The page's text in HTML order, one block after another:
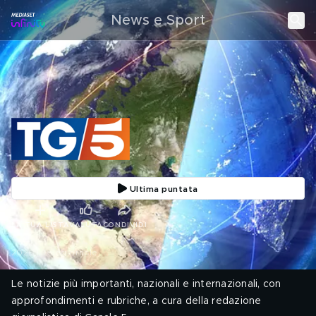
News e Sport
Ultima puntata
LA TUA LISTA VALUTACONDIVIDI
2026 | Telegiornale
Le notizie più importanti, nazionali e internazionali, con
approfondimenti e rubriche, a cura della redazione